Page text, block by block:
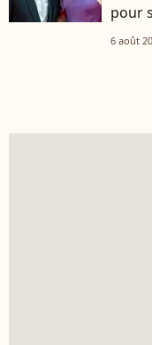
pour
6 août